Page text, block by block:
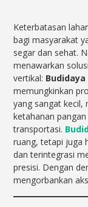
Keterbatasan
bagi masyarakat
segar dan sehat.
menawarkan
vertikal: Budidaya
memungkinkan
yang sangat kecil,
ketahanan
transportasi.
ruang, tetapi juga
dan terintegrasi
presisi. Dengan
mengorbankan